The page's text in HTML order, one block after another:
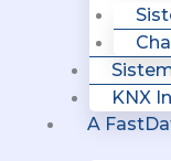
KNX
A